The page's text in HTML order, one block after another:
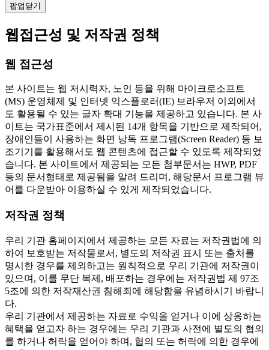
팝업닫기
웹접근성 및 저작권 정책
웹 접근성
본 사이트는 웹 저시력자, 노인 등을 위해 마이크로소프트
(MS) 운영체제 및 인터넷 익스플로러(IE) 브라우저 이외에서
도 활용될 수 있는 글자 확대 기능을 제공하고 있습니다. 본 사
이트는 국가표준에서 제시된 14개 항목을 기반으로 제작되어,
장애인들이 사용하는 화면 낭독 프로그램(Screen Reader) 등 보
조기기를 활용해서도 웹 콘텐츠에 접근할 수 있도록 제작되었
습니다. 본 사이트에서 제공되는 모든 첨부문서는 HWP, PDF
등의 문서형태로 제공됨을 알려 드리며, 해당문서 프로그램 뷰
어를 다운받아 이용하실 수 있게 제작되었습니다.
저작권 정책
우리 기관 홈페이지에서 제공하는 모든 자료는 저작권법에 의
하여 보호받는 저작물로서, 별도의 저작권 표시 또는 출처를
명시한 경우를 제외하고는 원칙적으로 우리 기관에 저작권이
있으며, 이를 무단 복제, 배포하는 경우에는 저작권법 제 97조
5조에 의한 저작재산권 침해죄에 해당함을 유념하시기 바랍니
다.
우리 기관에서 제공하는 자료로 수익을 얻거나 이에 상응하는
혜택을 얻고자 하는 경우에는 우리 기관과 사전에 별도의 협의
를 하거나 허락을 얻어야 하며, 협의 또는 허락에 의한 경우에